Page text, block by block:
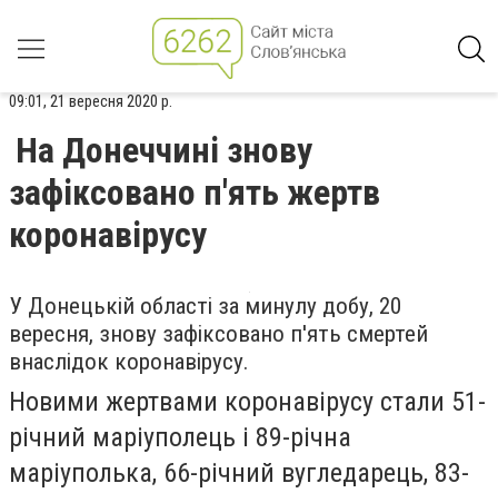
09:01, 21 вересня 2020 р.
На Донеччині знову
зафіксовано п'ять жертв
коронавірусу
У Донецькій області за минулу добу, 20
вересня, знову зафіксовано п'ять смертей
внаслідок коронавірусу.
Новими жертвами коронавірусу стали 51-
річний маріуполець і 89-річна
маріуполька, 66-річний вугледарець, 83-